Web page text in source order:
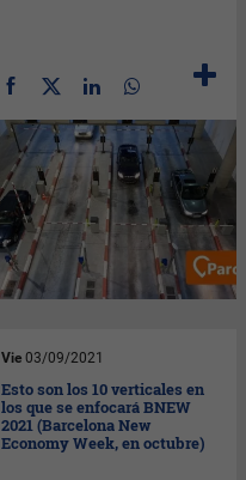
Vie 03/09/2021
Esto son los 10 verticales en
los que se enfocará BNEW
2021 (Barcelona New
Economy Week, en octubre)